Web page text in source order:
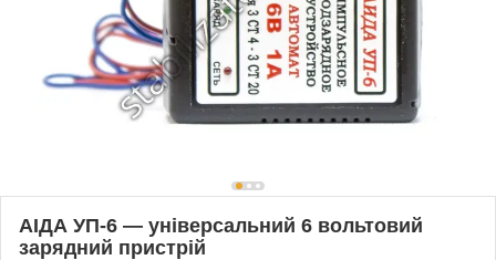
АІДА УП-6 — універсальний 6 вольтовий
зарядний пристрій